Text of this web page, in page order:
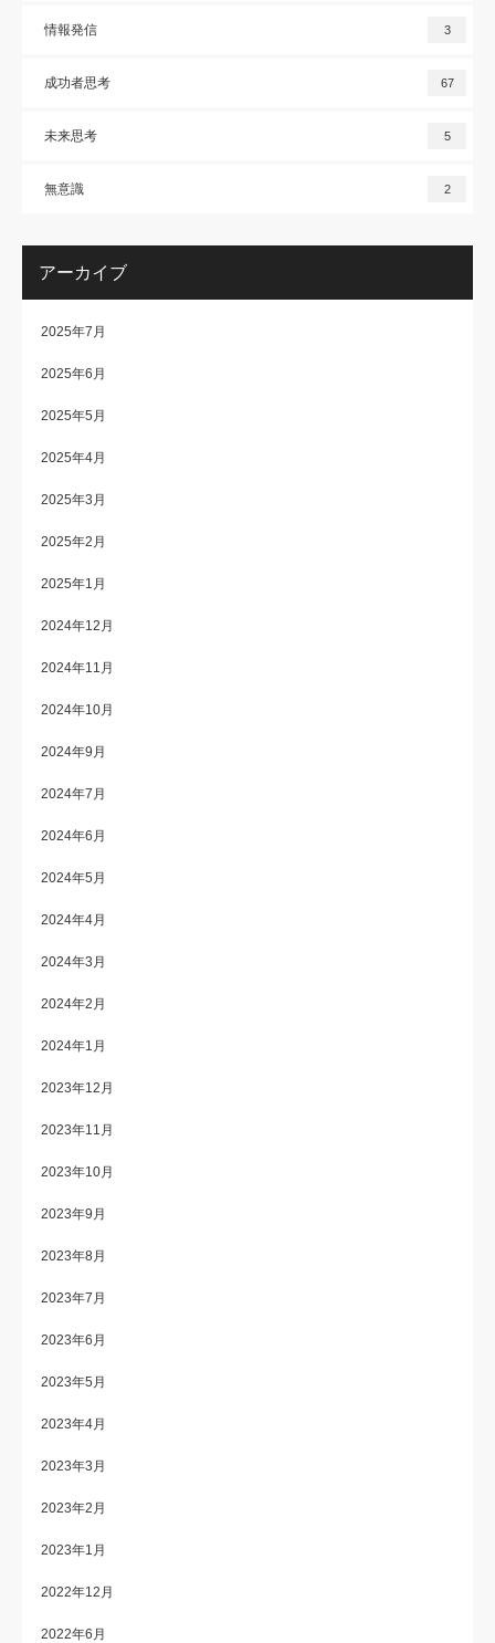
情報発信 3
成功者思考 67
未来思考 5
無意識 2
アーカイブ
2025年7月
2025年6月
2025年5月
2025年4月
2025年3月
2025年2月
2025年1月
2024年12月
2024年11月
2024年10月
2024年9月
2024年7月
2024年6月
2024年5月
2024年4月
2024年3月
2024年2月
2024年1月
2023年12月
2023年11月
2023年10月
2023年9月
2023年8月
2023年7月
2023年6月
2023年5月
2023年4月
2023年3月
2023年2月
2023年1月
2022年12月
2022年6月